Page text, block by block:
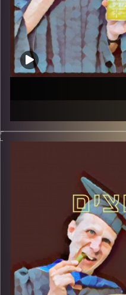
עם פרופסור בועז בן-